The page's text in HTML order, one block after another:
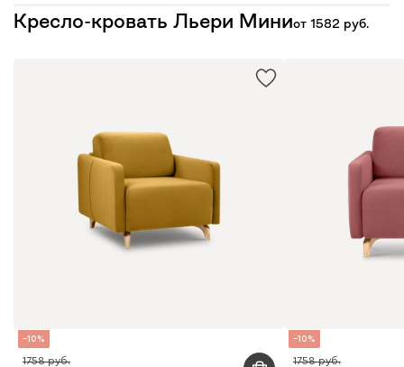
Кресло-кровать Льери Миниот 1582
10
1758
10
1758